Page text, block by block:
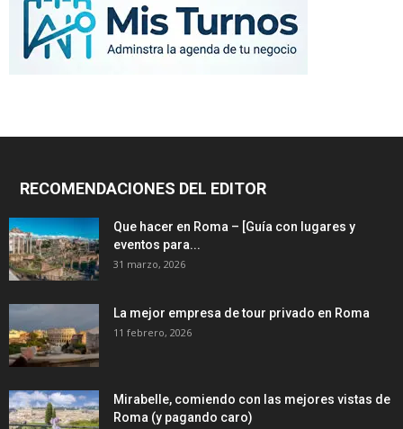
RECOMENDACIONES DEL EDITOR
Que hacer en Roma – [Guía con lugares y
eventos para...
31 marzo, 2026
La mejor empresa de tour privado en Roma
11 febrero, 2026
Mirabelle, comiendo con las mejores vistas de
Roma (y pagando caro)